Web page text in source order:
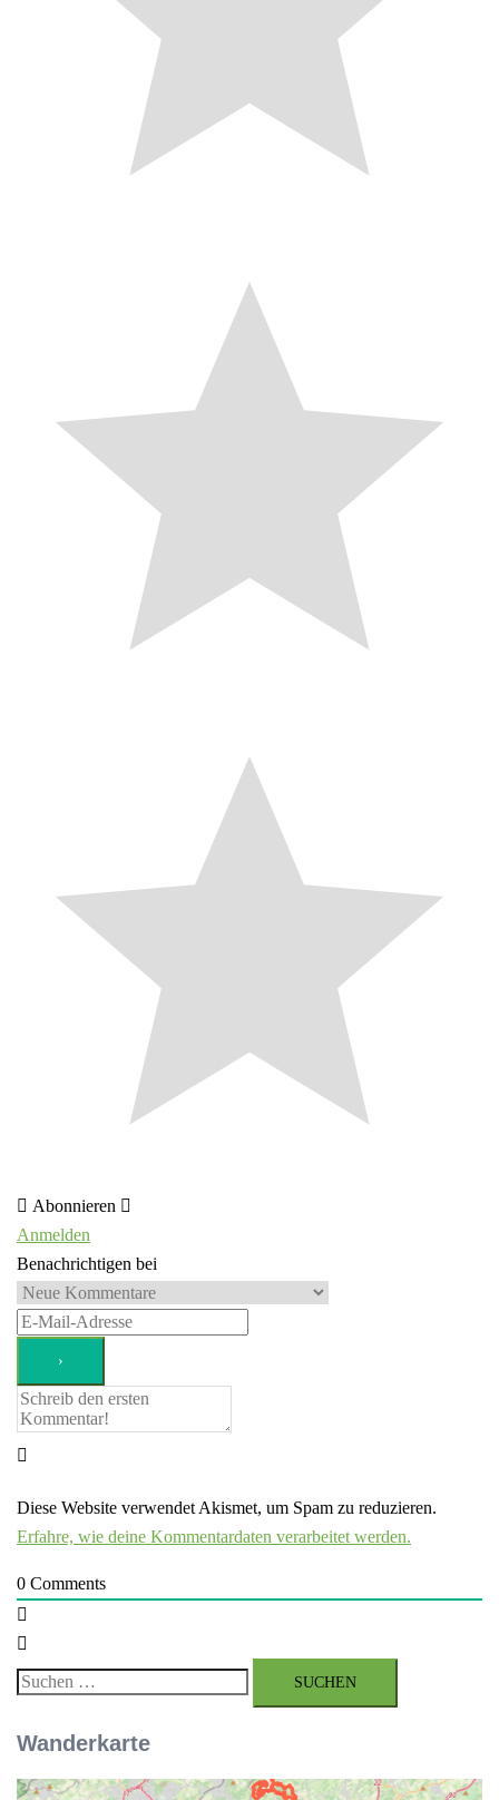
Abonnieren
Anmelden
Benachrichtigen bei
Diese Website verwendet Akismet, um Spam zu reduzieren.
Erfahre, wie deine Kommentardaten verarbeitet werden.
0 Comments
Suchen
Wanderkarte